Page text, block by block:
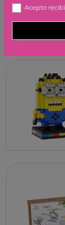
Acepto